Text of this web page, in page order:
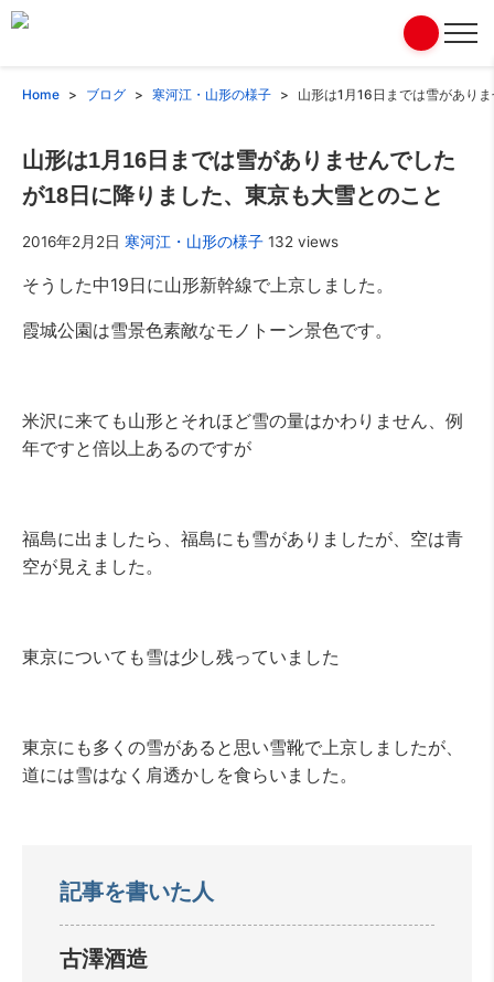
Home ブログ 寒河江・山形の様子 山形は1月16日までは雪があり
山形は1月16日までは雪がありませんでした
が18日に降りました、東京も大雪とのこと
2016年2月2日 寒河江・山形の様子 132 views
そうした中19日に山形新幹線で上京しました。
霞城公園は雪景色素敵なモノトーン景色です。
米沢に来ても山形とそれほど雪の量はかわりません、例
年ですと倍以上あるのですが
福島に出ましたら、福島にも雪がありましたが、空は青
空が見えました。
東京についても雪は少し残っていました
東京にも多くの雪があると思い雪靴で上京しましたが、
道には雪はなく肩透かしを食らいました。
記事を書いた人
古澤酒造